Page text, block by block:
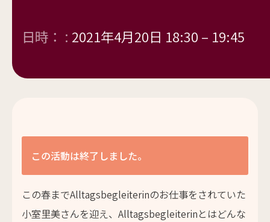
日時： : 2021年4月20日 18:30 – 19:45
この活動は終了しました。
この春までAlltagsbegleiterinのお仕事をされていた
小室里美さんを迎え、Alltagsbegleiterinとはどんな